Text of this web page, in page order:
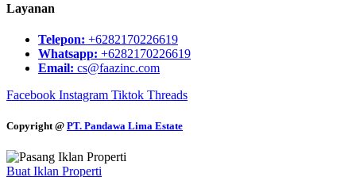
Layanan
Telepon: +6282170226619
Whatsapp: +6282170226619
Email: cs@faazinc.com
Facebook Instagram Tiktok Threads
Copyright @ PT. Pandawa Lima Estate
Buat Iklan Properti